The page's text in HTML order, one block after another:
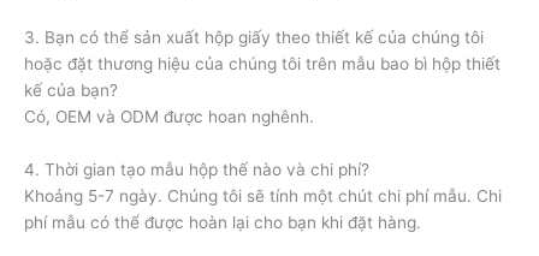
3. Bạn có thể sản xuất hộp giấy theo thiết kế của chúng tôi
hoặc đặt thương hiệu của chúng tôi trên mẫu bao bì hộp thiết
kế của bạn?
Có, OEM và ODM được hoan nghênh.
4. Thời gian tạo mẫu hộp thế nào và chi phí?
Khoảng 5-7 ngày. Chúng tôi sẽ tính một chút chi phí mẫu. Chi
phí mẫu có thể được hoàn lại cho bạn khi đặt hàng.